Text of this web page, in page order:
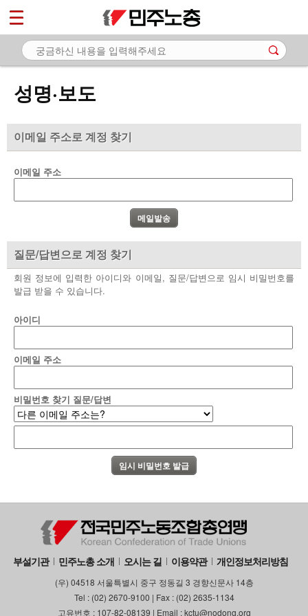
성명·보도
이메일 주소로 계정 찾기
이메일 주소
질문/답변으로 계정 찾기
회원 정보에 입력한 아이디와 이메일, 질문/답변으로 임시 비밀번호를
발급 받을 수 있습니다.
아이디
이메일 주소
비밀번호 찾기 질문/답변
부설기관 민주노총 소개 오시는 길 이용약관 개인정보처리방침
(우) 04518 서울특별시 중구 정동길 3 경향신문사 14층
Tel : (02) 2670-9100 | Fax : (02) 2635-1134
고유번호 : 107-82-08139 | Email : kctu@nodong.org
마이페이지
소개
- 공지사항
- 성명·보도
부설기관
업무